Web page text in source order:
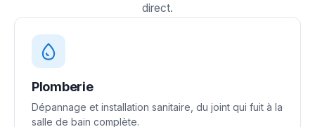
direct.
Plomberie
Dépannage et installation sanitaire, du joint qui fuit à la
salle de bain complète.